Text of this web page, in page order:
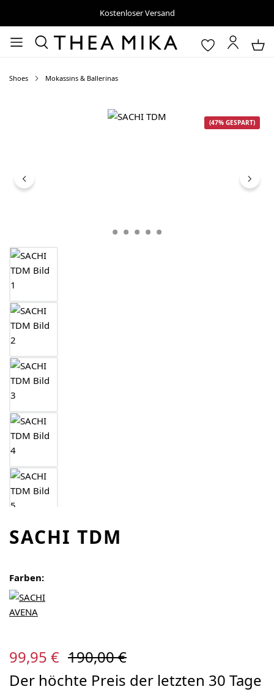
Kostenloser Versand
Shoes Mokassins & Ballerinas
Bildergalerie überspringen
(47% GESPART)
SACHI TDM
Farben:
Verkaufspreis:
99,95 € Regulärer Preis:
190,00 €
Der höchte Preis der letzten 30 Tage